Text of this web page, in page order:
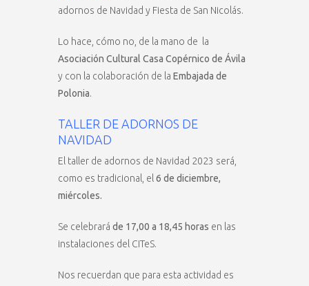
adornos de Navidad y Fiesta de San Nicolás.
Lo hace, cómo no, de la mano de la
Asociación Cultural Casa Copérnico de Ávila
y con la colaboración de la Embajada de
Polonia.
TALLER DE ADORNOS DE
NAVIDAD
El taller de adornos de Navidad 2023 será,
como es tradicional, el 6 de diciembre,
miércoles.
Se celebrará de 17,00 a 18,45 horas en las
instalaciones del CITeS.
Nos recuerdan que para esta actividad es